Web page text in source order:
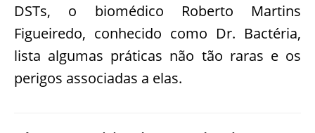
DSTs, o biomédico Roberto Martins
Figueiredo, conhecido como Dr. Bactéria,
lista algumas práticas não tão raras e os
perigos associadas a elas.